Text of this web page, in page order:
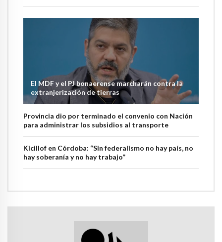
El MDF y el PJ bonaerense marcharán contra la
extranjerización de tierras
Provincia dio por terminado el convenio con Nación
para administrar los subsidios al transporte
Kicillof en Córdoba: “Sin federalismo no hay país, no
hay soberanía y no hay trabajo”